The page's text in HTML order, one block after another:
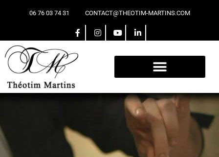
06 76 03 74 31 CONTACT@THEOTIM-MARTINS.COM